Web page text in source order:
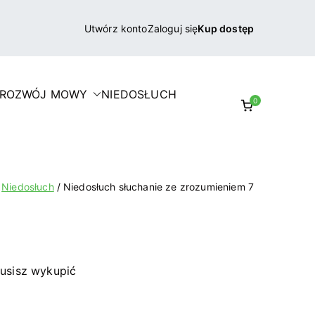
Utwórz kontoZaloguj sięKup dostęp
MOWY
NIEDOSŁUCH
0
Niedosłuch Niedosłuch słuchanie ze zrozumieniem 7
wykupić